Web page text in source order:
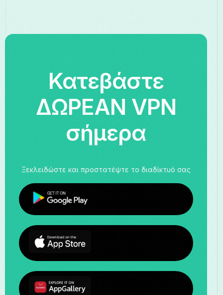
Κατεβάστε
ΔΩΡΕΑΝ VPN
σήμερα
Ξεκλειδώστε και προστατέψτε το διαδίκτυό σας